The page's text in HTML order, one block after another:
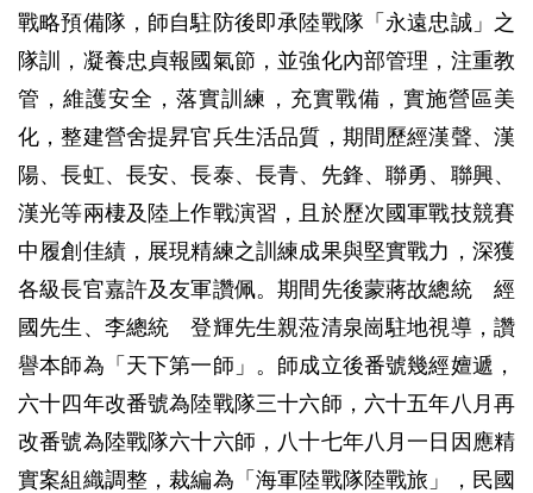
戰略預備隊，師自駐防後即承陸戰隊「永遠忠誠」之
隊訓，凝養忠貞報國氣節，並強化內部管理，注重教
管，維護安全，落實訓練，充實戰備，實施營區美
化，整建營舍提昇官兵生活品質，期間歷經漢聲、漢
陽、長虹、長安、長泰、長青、先鋒、聯勇、聯興、
漢光等兩棲及陸上作戰演習，且於歷次國軍戰技競賽
中履創佳績，展現精練之訓練成果與堅實戰力，深獲
各級長官嘉許及友軍讚佩。期間先後蒙蔣故總統 經
國先生、李總統 登輝先生親蒞清泉崗駐地視導，讚
譽本師為「天下第一師」。師成立後番號幾經嬗遞，
六十四年改番號為陸戰隊三十六師，六十五年八月再
改番號為陸戰隊六十六師，八十七年八月一日因應精
實案組織調整，裁編為「海軍陸戰隊陸戰旅」，民國